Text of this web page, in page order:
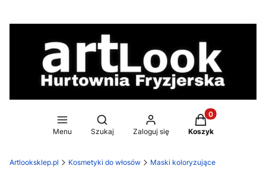
Menu
Otwórz wyszukiwarkę
Szukaj Zaloguj się
Produkty w
Koszyk
Artlooksklep.pl Kosmetyki do włosów Maski koloryzujące